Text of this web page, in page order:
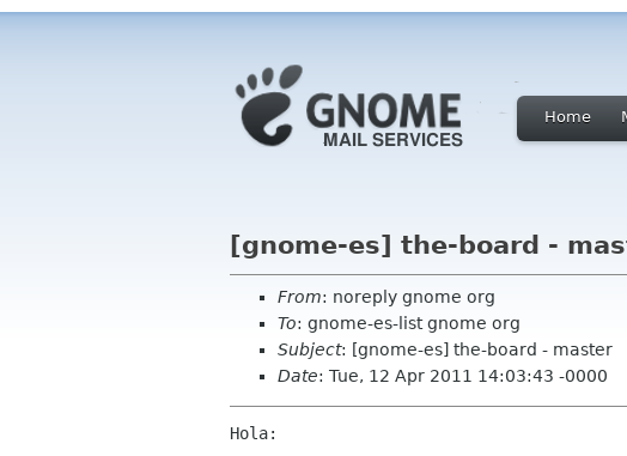
Home
[gnome-es] the-board -
From: noreply gnome org
To: gnome-es-list gnome org
Subject: [gnome-es] the-board - master
Date: Tue, 12 Apr 2011 14:03:43 -0000
Hola: